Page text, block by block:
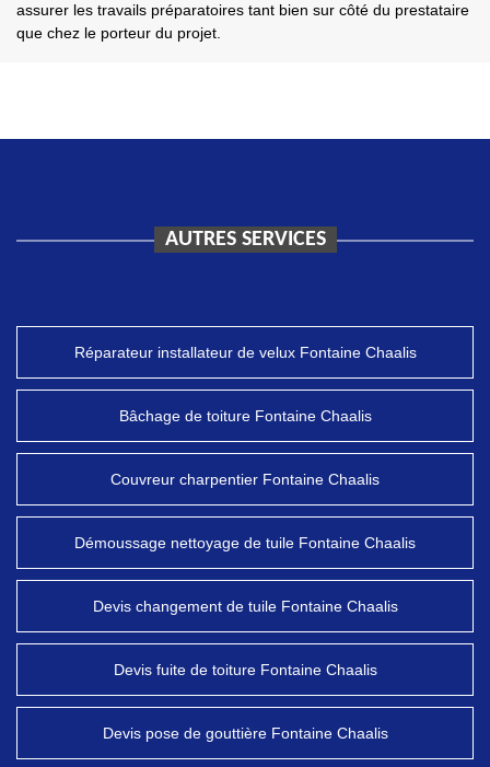
assurer les travails préparatoires tant bien sur côté du prestataire
que chez le porteur du projet.
AUTRES SERVICES
Réparateur installateur de velux Fontaine Chaalis
Bâchage de toiture Fontaine Chaalis
Couvreur charpentier Fontaine Chaalis
Démoussage nettoyage de tuile Fontaine Chaalis
Devis changement de tuile Fontaine Chaalis
Devis fuite de toiture Fontaine Chaalis
Devis pose de gouttière Fontaine Chaalis